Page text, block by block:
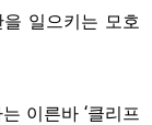
일으키는 모호
이른바 ‘클리프